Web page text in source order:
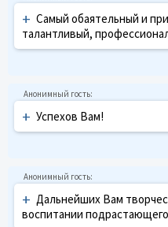
+ Самый обаятельный и
талантливый,
+ Успехов Вам!
+ Дальнейших Вам
воспитании